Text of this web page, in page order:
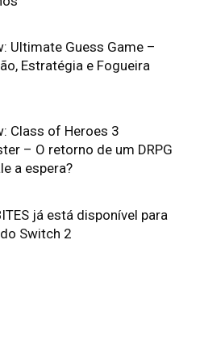
Ultimate Guess Game –
Estratégia e Fogueira
Class of Heroes 3
– O retorno de um DRPG
a espera?
já está disponível para
Switch 2